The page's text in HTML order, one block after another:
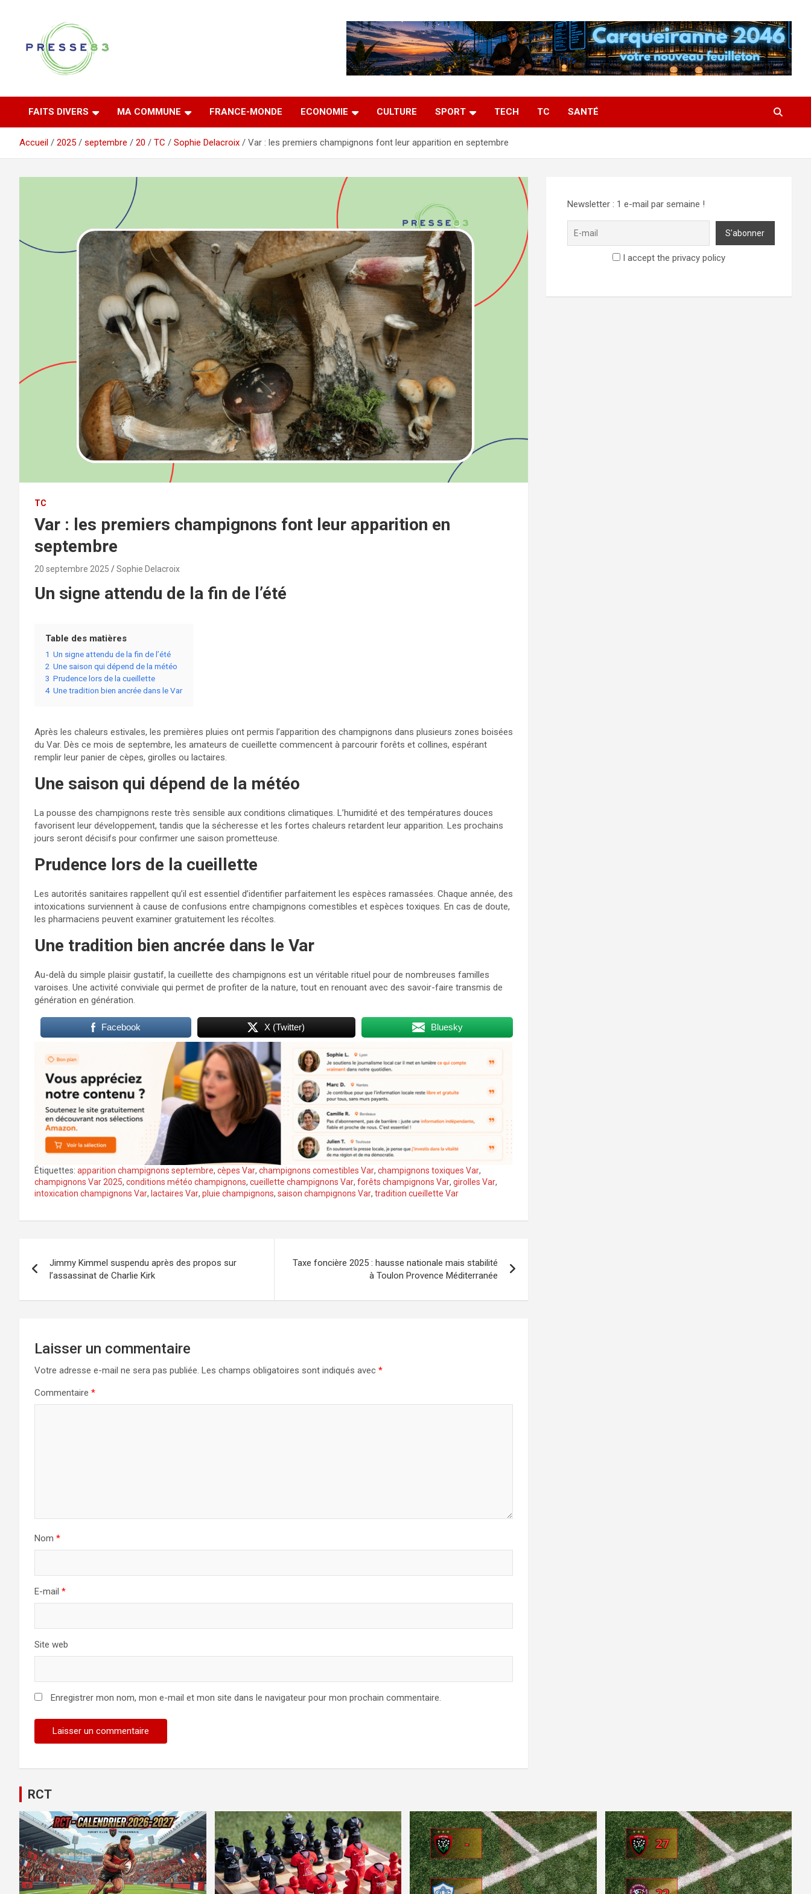
Presse 83
FAITS DIVERS MA COMMUNE FRANCE-MONDE ECONOMIE CULTURE SPORT TECH TC SANTÉ
Accueil 2025 septembre 20 TC Sophie Delacroix Var : les premiers champignons font leur apparition en septembre
TC
Var : les premiers champignons font leur apparition en
septembre
20 septembre 2025 Sophie Delacroix
Un signe attendu de la fin de l’été
Table des matières
1 Un signe attendu de la fin de l’été
2 Une saison qui dépend de la météo
3 Prudence lors de la cueillette
4 Une tradition bien ancrée dans le Var
Après les chaleurs estivales, les premières pluies ont permis l’apparition des champignons dans plusieurs zones boisées
du Var. Dès ce mois de septembre, les amateurs de cueillette commencent à parcourir forêts et collines, espérant
remplir leur panier de cèpes, girolles ou lactaires.
Une saison qui dépend de la météo
La pousse des champignons reste très sensible aux conditions climatiques. L’humidité et des températures douces
favorisent leur développement, tandis que la sécheresse et les fortes chaleurs retardent leur apparition. Les prochains
jours seront décisifs pour confirmer une saison prometteuse.
Prudence lors de la cueillette
Les autorités sanitaires rappellent qu’il est essentiel d’identifier parfaitement les espèces ramassées. Chaque année, des
intoxications surviennent à cause de confusions entre champignons comestibles et espèces toxiques. En cas de doute,
les pharmaciens peuvent examiner gratuitement les récoltes.
Une tradition bien ancrée dans le Var
Au-delà du simple plaisir gustatif, la cueillette des champignons est un véritable rituel pour de nombreuses familles
varoises. Une activité conviviale qui permet de profiter de la nature, tout en renouant avec des savoir-faire transmis de
génération en génération.
Facebook X (Twitter) Bluesky
Étiquettes: apparition champignons septembre, cèpes Var, champignons comestibles Var, champignons toxiques Var,
champignons Var 2025, conditions météo champignons, cueillette champignons Var, forêts champignons Var, girolles Var,
intoxication champignons Var, lactaires Var, pluie champignons, saison champignons Var, tradition cueillette Var
de
l’article
Jimmy Kimmel suspendu après des propos sur
l’assassinat de Charlie Kirk
Taxe foncière 2025 : hausse nationale mais stabilité
à Toulon Provence Méditerranée
Laisser un commentaire
Votre adresse e-mail ne sera pas publiée. Les champs obligatoires sont indiqués avec *
Commentaire *
Nom *
E-mail *
Site web
Enregistrer mon nom, mon e-mail et mon site dans le navigateur pour mon prochain commentaire.
Newsletter : 1 e-mail par semaine !
I accept the privacy policy
RCT